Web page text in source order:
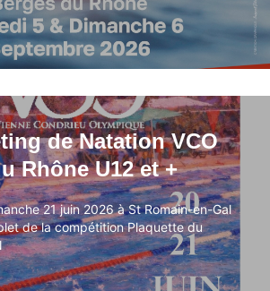
de Natation VCO
Rhône U12 et +
21 juin 2026 à St Romain-en-Gal
de la compétition Plaquette du
de Natation VCO
Rhône U12 et +
21 juin 2026 à St Romain-en-Gal
de la compétition Plaquette du